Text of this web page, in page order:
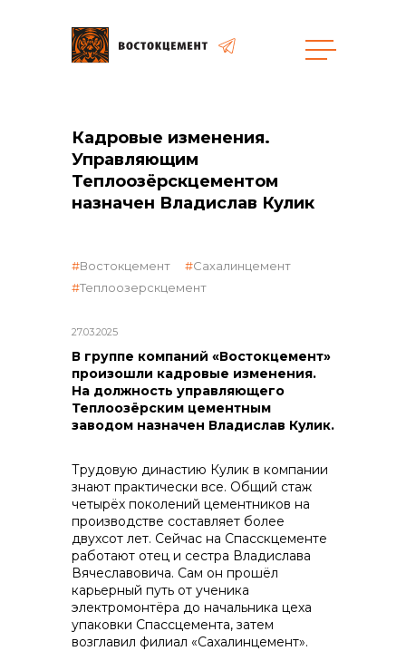
Объекты
общая информация
объявленные закупки
реализация неликвидов
контакты отдела закупок
Контакты
+7 (423) 234 50 50
Кадровые изменения.
Управляющим
Теплоозёрскцементом
назначен Владислав Кулик
27.03.2025
Востокцемент
Сахалинцемент
Теплоозерскцемент
В группе компаний «Востокцемент»
произошли кадровые изменения.
На должность управляющего
Теплоозёрским цементным
заводом назначен Владислав Кулик.
Трудовую династию Кулик в компании
знают практически все. Общий стаж
четырёх поколений цементников на
производстве составляет более
двухсот лет. Сейчас на Спасскцементе
работают отец и сестра Владислава
Вячеславовича. Сам он прошёл
карьерный путь от ученика
электромонтёра до начальника цеха
упаковки Спассцемента, затем
возглавил филиал «Сахалинцемент».